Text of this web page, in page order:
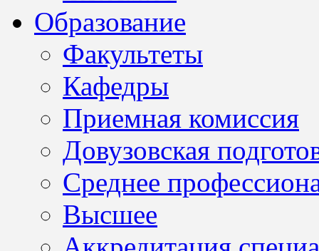
Образование
Факультеты
Кафедры
Приемная комиссия
Довузовская
Среднее
Высшее